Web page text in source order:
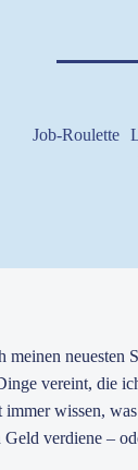
Job-Roulette
neuesten
vereint, die
wissen,
verdiene –